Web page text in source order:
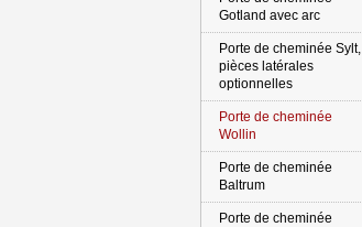
Gotland avec arc
Porte de cheminée Sylt,
pièces latérales
optionnelles
Porte de cheminée
Wollin
Porte de cheminée
Baltrum
Porte de cheminée